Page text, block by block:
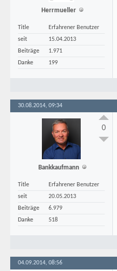
Herrmueller
Title
Erfahrener Benutzer
seit
15.04.2013
Beiträge
1.971
Danke
199
30.08.2014, 09:34
Bankkaufmann
Title
Erfahrener Benutzer
seit
20.05.2013
Beiträge
6.979
Danke
518
0
04.09.2014, 08:56